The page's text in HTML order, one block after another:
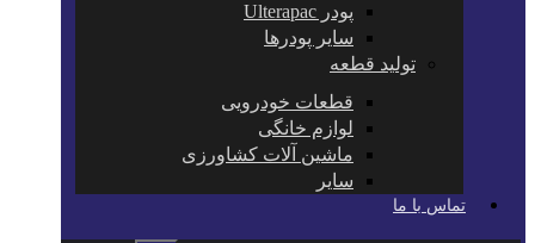
پودر Ulterapac
سایر پودرها
تولید قطعه
قطعات خودرویی
لوازم خانگی
ماشین آلات کشاورزی
سایر
تماس با ما